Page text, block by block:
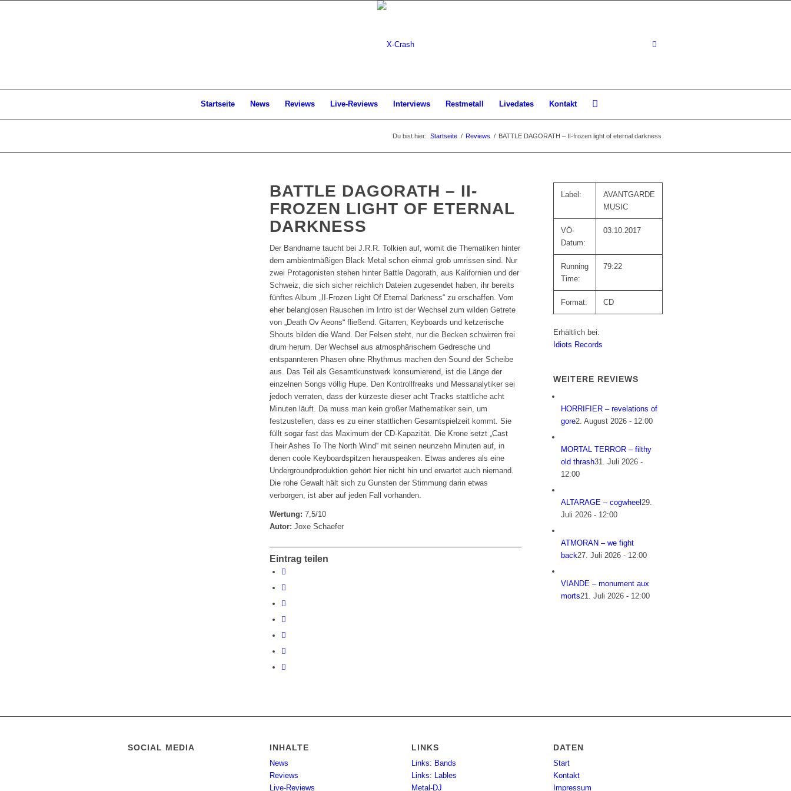
Startseite News Reviews Live-Reviews Interviews Restmetall Livedates Kontakt
Du bist hier: Startseite / Reviews / BATTLE DAGORATH – II-frozen light of eternal darkness
BATTLE DAGORATH – II-
FROZEN LIGHT OF ETERNAL
DARKNESS
Der Bandname taucht bei J.R.R. Tolkien auf, womit die Thematiken hinter
dem ambientmäßigen Black Metal schon einmal grob umrissen sind. Nur
zwei Protagonisten stehen hinter Battle Dagorath, aus Kalifornien und der
Schweiz, die sich sicher reichlich Dateien zugesendet haben, ihr bereits
fünftes Album „II-Frozen Light Of Eternal Darkness“ zu erschaffen. Vom
eher belanglosen Rauschen im Intro ist der Wechsel zum wilden Getrete
von „Death Ov Aeons“ fließend. Gitarren, Keyboards und ketzerische
Shouts bilden die Wand. Der Felsen steht, nur die Becken schwirren frei
drum herum. Der Wechsel aus atmosphärischem Gedresche und
entspannteren Phasen ohne Rhythmus machen den Sound der Scheibe
aus. Das Teil als Gesamtkunstwerk konsumierend, ist die Länge der
einzelnen Songs völlig Hupe. Den Kontrollfreaks und Messanalytiker sei
jedoch verraten, dass der kürzeste dieser acht Tracks stattliche acht
Minuten läuft. Da muss man kein großer Mathematiker sein, um
festzustellen, dass es zu einer stattlichen Gesamtspielzeit kommt. Sie
füllt sogar fast das Maximum der CD-Kapazität. Die Krone setzt „Cast
Their Ashes To The North Wind“ mit seinen neunzehn Minuten auf, in
denen coole Keyboardspitzen herauspeaken. Etwas anderes als eine
Undergroundproduktion gehört hier nicht hin und erwartet auch niemand.
Die rohe Gewalt hält sich zu Gunsten der Stimmung darin etwas
verborgen, ist aber auf jeden Fall vorhanden.
Wertung: 7,5/10
Autor: Joxe Schaefer
Eintrag teilen
Label:
AVANTGARDE
MUSIC
VÖ-
Datum:
03.10.2017
Running
Time:
79:22
Format: CD
Erhältlich bei:
Idiots Records
WEITERE REVIEWS
HORRIFIER – revelations of
gore2. August 2026 - 12:00
MORTAL TERROR – filthy
old thrash31. Juli 2026 -
12:00
ALTARAGE – cogwheel29.
Juli 2026 - 12:00
ATMORAN – we fight
back27. Juli 2026 - 12:00
VIANDE – monument aux
morts21. Juli 2026 - 12:00
SOCIAL MEDIA INHALTE
News
Reviews
Live-Reviews
LINKS
Links: Bands
Links: Lables
Metal-DJ
DATEN
Start
Kontakt
Impressum